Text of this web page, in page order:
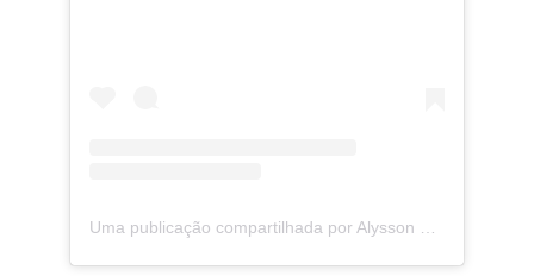
Uma publicação compartilhada por Alysson Guimarães (@alyssonguimaraes)